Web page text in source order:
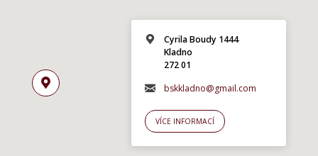
Cyrila Boudy 1444
Kladno
272 01
bskkladno@gmail.com
VÍCE INFORMACÍ